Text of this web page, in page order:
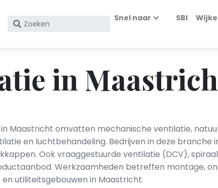
Zoek
KvK
nummer
Snel naar SBI
in
Maastricht omvatten mechanische ventilatie,
en luchtbehandeling. Bedrijven in deze
Ook vraaggestuurde ventilatie (DCV),
Werkzaamheden betreffen montage,
utiliteitsgebouwen in Maastricht.